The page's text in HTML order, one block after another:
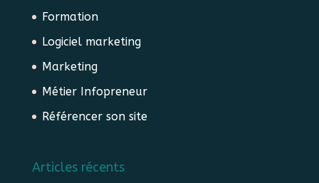
Formation
Logiciel marketing
Marketing
Métier Infopreneur
Référencer son site
Articles récents